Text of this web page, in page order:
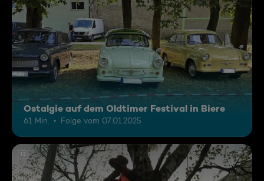
Ostalgie auf dem Oldtimer Festival in Biere
61 Min. Folge vom 07.01.2025
12